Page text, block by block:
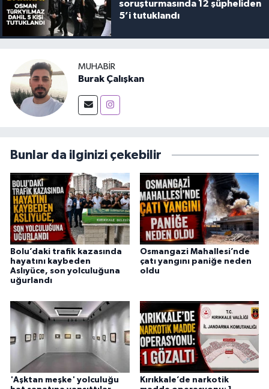
soruşturmasında 12 şüpheliden
5’i tutuklandı
MUHABIR
Burak Çalışkan
Bunlar da ilginizi çekebilir
Bolu’daki trafik kazasında
hayatını kaybeden
Aslıyüce, son yolculuğuna
uğurlandı
Osmangazi Mahallesi’nde
çatı yangını paniğe neden
oldu
'Aşktan meşke' yolculuğu
Kırıkkale’de narkotik